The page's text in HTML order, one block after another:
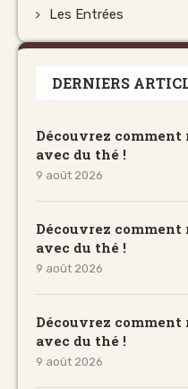
Les Entrées
DERNIERS
Découvrez
avec du thé !
9 août 2026
Découvrez
avec du thé !
9 août 2026
Découvrez
avec du thé !
9 août 2026